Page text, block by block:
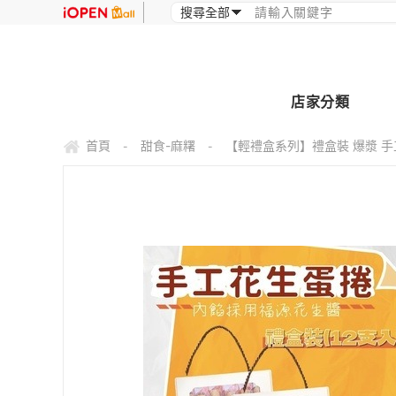
店家分類
首頁 - 甜食-麻糬 - 【輕禮盒系列】禮盒裝 爆漿